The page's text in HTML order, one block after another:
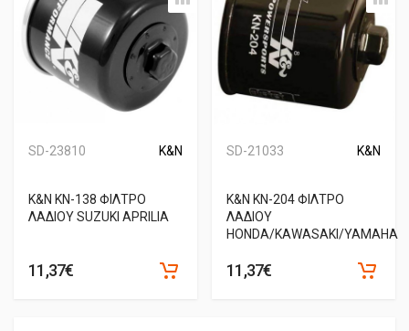
SD-23810 K&N
Κ&Ν ΚΝ-138 ΦΙΛΤΡΟ
ΛΑΔΙΟΥ SUZUKI APRILIA
11,37€
SD-21033 K&N
K&N KN-204 ΦΙΛΤΡΟ
ΛΑΔΙΟΥ
HONDA/KAWASAKI/YAMAHA
11,37€